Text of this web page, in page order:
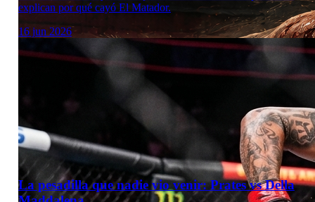
explican por qué cayó El Matador.
16 jun 2026
La pesadilla que nadie vio venir: Prates vs Della